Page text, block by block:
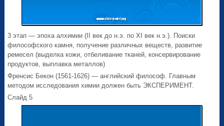
3 этап — эпоха алхимии (II век до н.э. по XI век н.э.). Поиски
философского камня, получение различных веществ, развитие
ремесел (выделка кожи, отбеливание тканей, консервирование
продуктов, выплавка металлов)
Френсис Бекон (1561-1626) — английский философ. Главным
методом исследования химии должен быть ЭКСПЕРИМЕНТ.
Слайд 5